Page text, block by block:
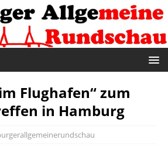
Flughafen“ zum
in Hamburg